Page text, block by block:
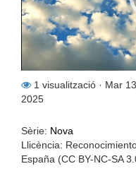
1 visualització · Mar 13,
2025
Sèrie: Nova
Llicència:
España (CC BY-NC-SA